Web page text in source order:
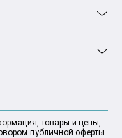
товары и цены,
публичной оферты